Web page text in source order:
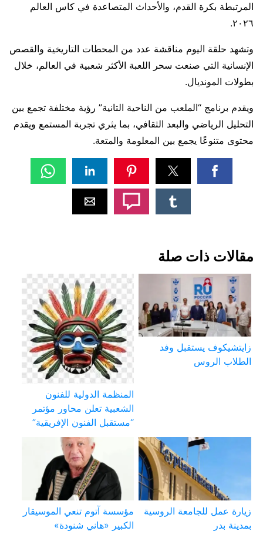
المرتبطة بكرة القدم، والأحداث المتصاعدة في كاس العالم
٢٠٢٦.
وتشهد حلقة اليوم مناقشة عدد من المحطات التاريخية والقصص
الإنسانية التي صنعت سحر اللعبة الأكثر شعبية في العالم، خلال
بطولات المونديال.
ويقدم برنامج “الملعب من الناحية التانية” رؤية مختلفة تجمع بين
التحليل الرياضي والبعد الثقافي، بما يثري تجربة المستمع ويقدم
محتوى متنوعًا يجمع بين المعلومة والمتعة.
مقالات ذات صلة
زايتشيكوف يستقبل وفد
الطلاب الروس
المنظمة الدولية للفنون
الشعبية تعلن محاور مؤتمر
“مستقبل الفنون الإفريقية”
زيارة عمل للجامعة الروسية
بمدينة بدر
مؤسسة آتوم تنعي الموسيقار
الكبير «هاني شنودة»